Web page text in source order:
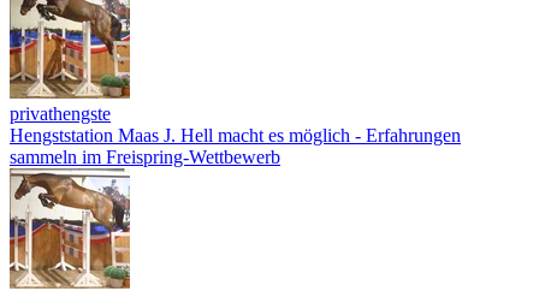
privathengste
Hengststation Maas J. Hell macht es möglich - Erfahrungen
sammeln im Freispring-Wettbewerb